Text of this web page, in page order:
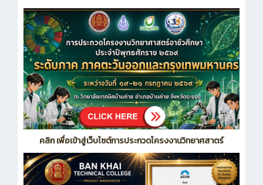
คลิก เพื่อเข้าสู่เว็บไซต์การประกวดโครงงานวิทยาศสาตร์